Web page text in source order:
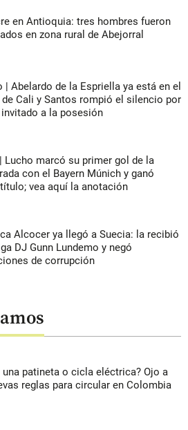
en Antioquia: tres hombres fueron
en zona rural de Abejorral
| Abelardo de la Espriella ya está en el
Cali y Santos rompió el silencio por
a la posesión
Lucho marcó su primer gol de la
con el Bayern Múnich y ganó
vea aquí la anotación
Alcocer ya llegó a Suecia: la recibió
DJ Gunn Lundemo y negó
de corrupción
una patineta o cicla eléctrica? Ojo a
reglas para circular en Colombia